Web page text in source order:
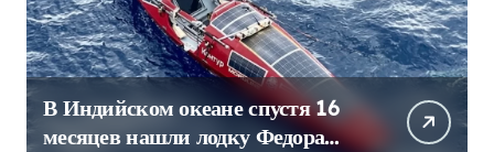
В Индийском океане спустя 16
месяцев нашли лодку Федора